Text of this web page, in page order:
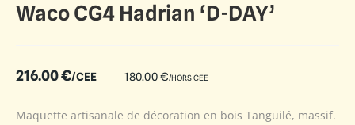
Waco CG4 Hadrian ‘D-DAY’
216.00€/CEE 180.00€/HORS CEE
Maquette artisanale de décoration en bois Tanguilé, massif.